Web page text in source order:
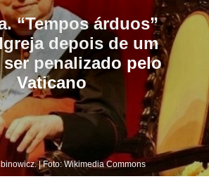
“Tempos árduos”
depois de um
ser penalizado pelo
Vaticano
| Foto: Wikimedia Commons